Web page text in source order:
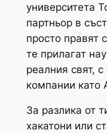
университета
партньор в
просто правят
те прилагат
реалния свят,
компании като
За разлика от
хакатони или